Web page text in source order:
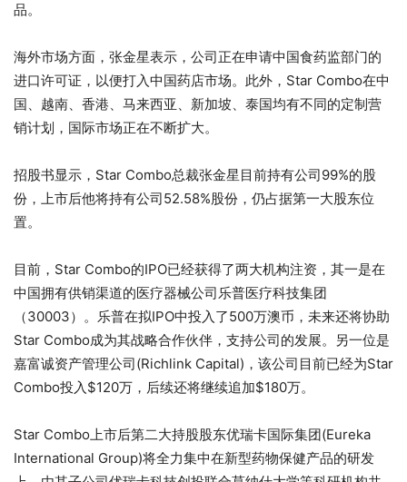
品。
海外市场方面，张金星表示，公司正在申请中国食药监部门的
进口许可证，以便打入中国药店市场。此外，Star Combo在中
国、越南、香港、马来西亚、新加坡、泰国均有不同的定制营
销计划，国际市场正在不断扩大。
招股书显示，Star Combo总裁张金星目前持有公司99%的股
份，上市后他将持有公司52.58%股份，仍占据第一大股东位
置。
目前，Star Combo的IPO已经获得了两大机构注资，其一是在
中国拥有供销渠道的医疗器械公司乐普医疗科技集团
（30003）。乐普在拟IPO中投入了500万澳币，未来还将协助
Star Combo成为其战略合作伙伴，支持公司的发展。另一位是
嘉富诚资产管理公司(Richlink Capital)，该公司目前已经为Star
Combo投入$120万，后续还将继续追加$180万。
Star Combo上市后第二大持股股东优瑞卡国际集团(Eureka
International Group)将全力集中在新型药物保健产品的研发